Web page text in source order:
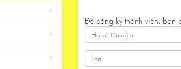
Để đăng ký thành viên, bạn